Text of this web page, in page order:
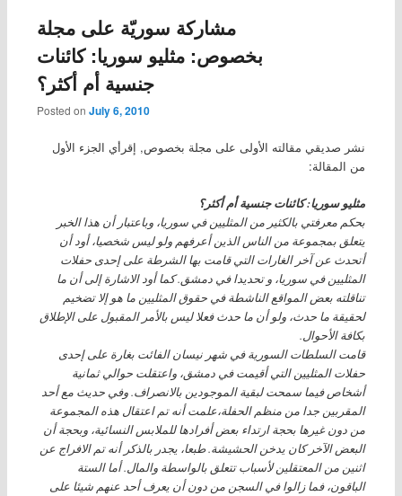
مشاركة سوريّة على مجلة
بخصوص: مثليو سوريا: كائنات
جنسية أم أكثر؟
Posted on July 6, 2010
نشر صديقي مقالته الأولى على مجلة بخصوص, إقرأي الجزء الأول
من المقالة:
مثليو سوريا: كائنات جنسية أم أكثر؟
بحكم معرفتي بالكثير من المثليين في سوريا، وباعتبار أن هذا الخبر
يتعلق بمجموعة من الناس الذين أعرفهم ولو ليس شخصيا، أود أن
أتحدث عن آخر الغارات التي قامت بها الشرطة على إحدى حفلات
المثليين في سوريا، و تحديدا في دمشق. كما أود الاشارة إلى أن ما
تناقلته بعض المواقع الناشطة في حقوق المثليين ما هو إلا تضخيم
لحقيقة ما حدث، ولو أن ما حدث فعلا ليس بالأمر المقبول على الإطلاق
بكافة الأحوال.
قامت السلطات السورية في شهر نيسان الفائت بغارة على إحدى
حفلات المثليين التي أقيمت في دمشق، واعتقلت حوالي ثمانية
أشخاص فيما سمحت لبقية الموجودين بالانصراف. وفي حديث مع أحد
المقربين جدا من منظم الحفلة،علمت أنه تم اعتقال هذه المجموعة
من دون غيرها بحجة ارتداء بعض أفرادها للملابس النسائية، وبحجة أن
البعض الآخر كان يدخن الحشيشة. طبعا، يجدر بالذكر أنه تم الافراج عن
اثنين من المعتقلين لأسباب تتعلق بالواسطة والمال. أما الستة
الباقون، فما زالوا في السجن من دون أن يعرف أحد عنهم شيئا على